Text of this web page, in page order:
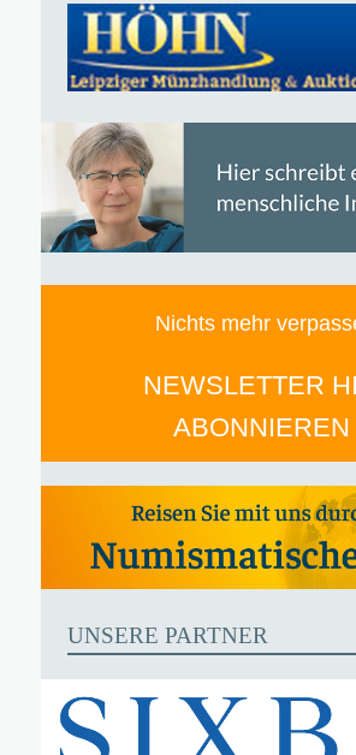
Nichts mehr
NEWSLETTER
ABONNIEREN
UNSERE PARTNER